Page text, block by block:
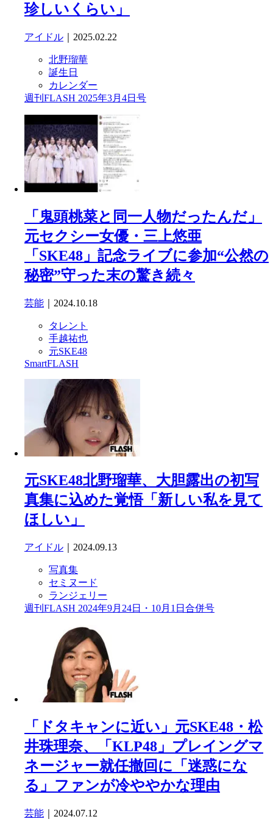
珍しいくらい」
アイドル ｜2025.02.22
北野瑠華
誕生日
カレンダー
週刊FLASH 2025年3月4日号
「鬼頭桃菜と同一人物だったんだ」
元セクシー女優・三上悠亜
「SKE48」記念ライブに参加“公然の
秘密”守った末の驚き続々
芸能 ｜2024.10.18
タレント
手越祐也
元SKE48
SmartFLASH
元SKE48北野瑠華、大胆露出の初写
真集に込めた覚悟「新しい私を見て
ほしい」
アイドル ｜2024.09.13
写真集
セミヌード
ランジェリー
週刊FLASH 2024年9月24日・10月1日合併号
「ドタキャンに近い」元SKE48・松
井珠理奈、「KLP48」プレイングマ
ネージャー就任撤回に「迷惑にな
る」ファンが冷ややかな理由
芸能 ｜2024.07.12